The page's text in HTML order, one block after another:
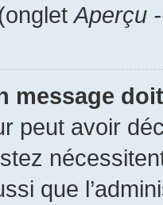
Aperçu
message
peut avoir
que